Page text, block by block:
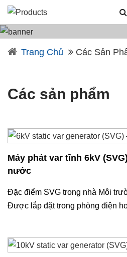
Trang Chủ Các Sản
Các sản phẩm
Máy phát var tĩnh 6kV
nước
Đặc điểm SVG trong nhà Môi trường được kiểm soát
Được lắp đặt trong phòng điện